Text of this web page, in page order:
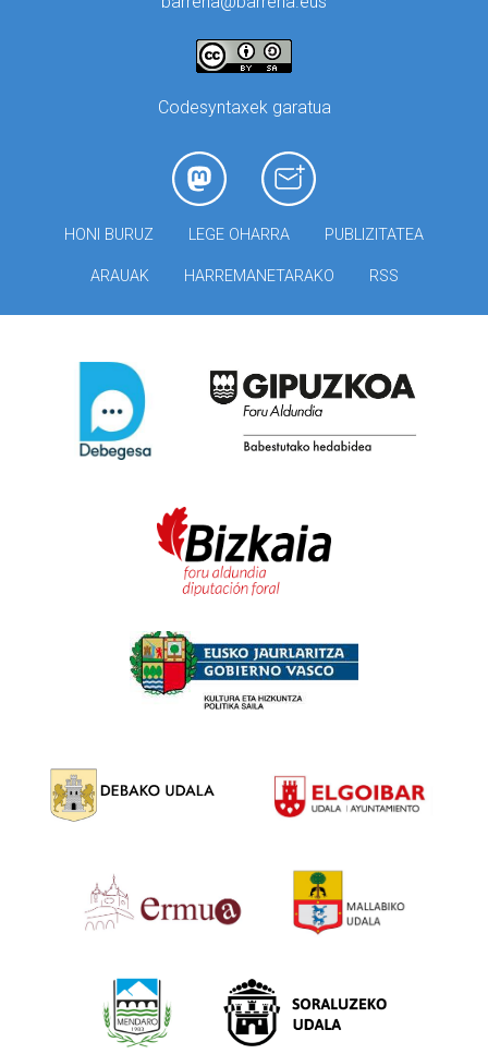
Codesyntaxek garatua
HONI BURUZ LEGE OHARRA PUBLIZITATEA
ARAUAK HARREMANETARAKO RSS